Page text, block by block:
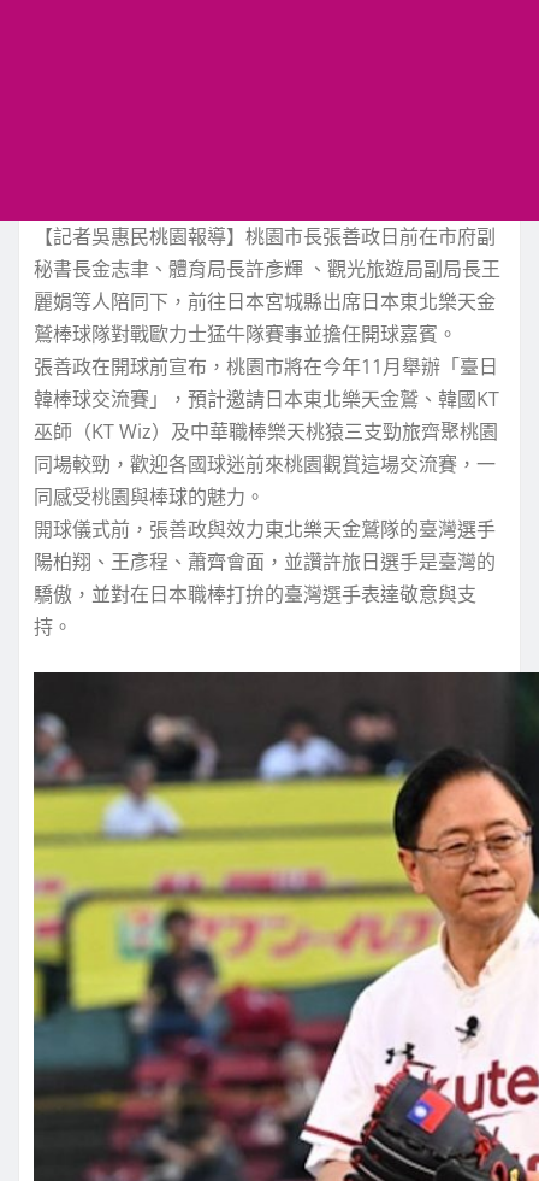
【記者吳惠民桃園報導】桃園市長張善政日前在市府副
秘書長金志聿、體育局長許彥輝 、觀光旅遊局副局長王
麗娟等人陪同下，前往日本宮城縣出席日本東北樂天金
鷲棒球隊對戰歐力士猛牛隊賽事並擔任開球嘉賓。
張善政在開球前宣布，桃園市將在今年11月舉辦「臺日
韓棒球交流賽」，預計邀請日本東北樂天金鷲、韓國KT
巫師（KT Wiz）及中華職棒樂天桃猿三支勁旅齊聚桃園
同場較勁，歡迎各國球迷前來桃園觀賞這場交流賽，一
同感受桃園與棒球的魅力。
開球儀式前，張善政與效力東北樂天金鷲隊的臺灣選手
陽柏翔、王彥程、蕭齊會面，並讚許旅日選手是臺灣的
驕傲，並對在日本職棒打拚的臺灣選手表達敬意與支
持。